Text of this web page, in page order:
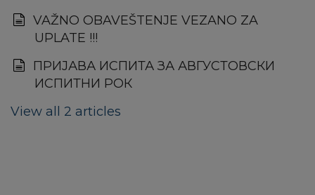
VAŽNO OBAVEŠTENJE VEZANO ZA
UPLATE !!!
ПРИЈАВА ИСПИТА ЗА АВГУСТОВСКИ
ИСПИТНИ РОК
View all 2 articles